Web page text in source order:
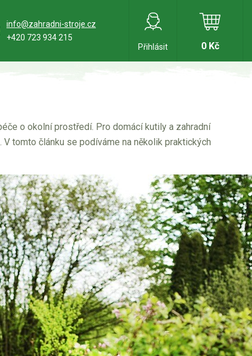
info@zahradni-stroje.cz
+420 723 934 215
Přihlásit
0 Kč
o okolní prostředí. Pro domácí kutily a zahradní
tomto článku se podíváme na několik praktických